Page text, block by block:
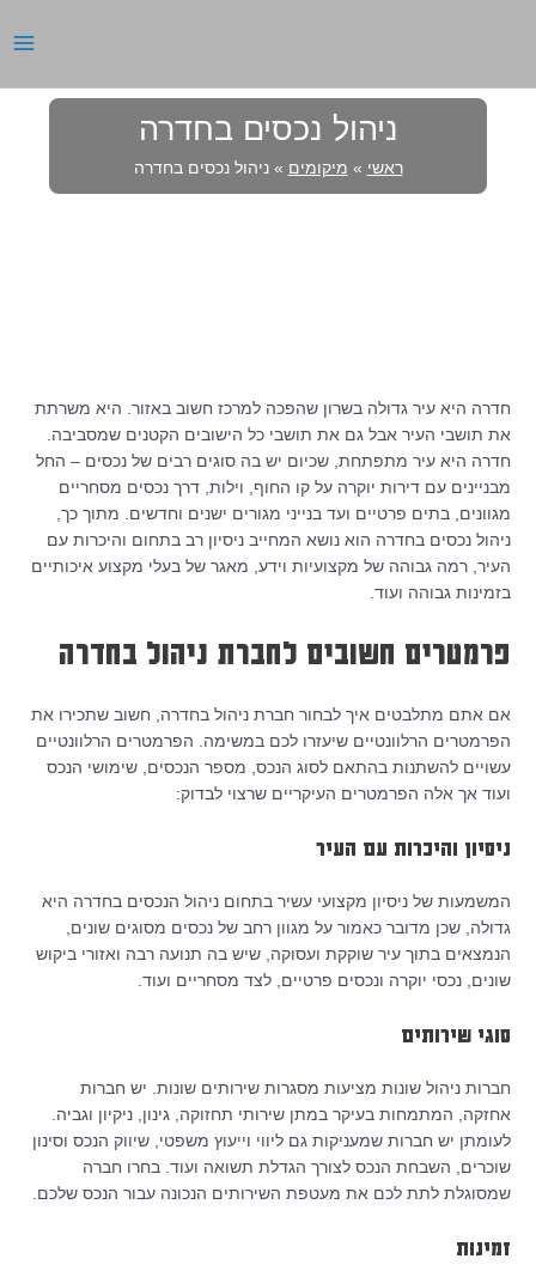
ניהול נכסים בחדרה
ראשי » מיקומים »ניהול נכסים בחדרה
חדרה היא עיר גדולה בשרון שהפכה למרכז חשוב באזור. היא משרתת
את תושבי העיר אבל גם את תושבי כל הישובים הקטנים שמסביבה.
חדרה היא עיר מתפתחת, שכיום יש בה סוגים רבים של נכסים – החל
מבניינים עם דירות יוקרה על קו החוף, וילות, דרך נכסים מסחריים
מגוונים, בתים פרטיים ועד בנייני מגורים ישנים וחדשים. מתוך כך,
ניהול נכסים בחדרה הוא נושא המחייב ניסיון רב בתחום והיכרות עם
העיר, רמה גבוהה של מקצועיות וידע, מאגר של בעלי מקצוע איכותיים
בזמינות גבוהה ועוד.
פרמטרים חשובים לחברת ניהול בחדרה
אם אתם מתלבטים איך לבחור חברת ניהול בחדרה, חשוב שתכירו את
הפרמטרים הרלוונטיים שיעזרו לכם במשימה. הפרמטרים הרלוונטיים
עשויים להשתנות בהתאם לסוג הנכס, מספר הנכסים, שימושי הנכס
ועוד אך אלה הפרמטרים העיקריים שרצוי לבדוק:
ניסיון והיכרות עם העיר
המשמעות של ניסיון מקצועי עשיר בתחום ניהול הנכסים בחדרה היא
גדולה, שכן מדובר כאמור על מגוון רחב של נכסים מסוגים שונים,
הנמצאים בתוך עיר שוקקת ועסוקה, שיש בה תנועה רבה ואזורי ביקוש
שונים, נכסי יוקרה ונכסים פרטיים, לצד מסחריים ועוד.
סוגי שירותים
חברות ניהול שונות מציעות מסגרות שירותים שונות. יש חברות
אחזקה, המתמחות בעיקר במתן שירותי תחזוקה, גינון, ניקיון וגביה.
לעומתן יש חברות שמעניקות גם ליווי וייעוץ משפטי, שיווק הנכס וסינון
שוכרים, השבחת הנכס לצורך הגדלת תשואה ועוד. בחרו חברה
שמסוגלת לתת לכם את מעטפת השירותים הנכונה עבור הנכס שלכם.
זמינות